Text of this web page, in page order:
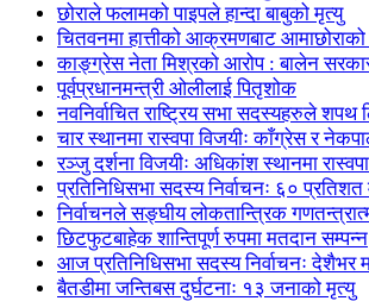
छोराले फलामको पाइपले हान्दा बाबुको मृत्यु
चितवनमा हात्तीको आक्रमणबाट
काङ्ग्रेस नेता मिश्रको आरोप : बालेन
पूर्वप्रधानमन्त्री ओलीलाई पितृशोक
नवनिर्वाचित राष्ट्रिय सभा सदस्यहरुले शपथ
चार स्थानमा रास्वपा विजयीः काँग्रेस र
रञ्जु दर्शना विजयीः अधिकांश स्थानमा
प्रतिनिधिसभा सदस्य निर्वाचनः ६०
निर्वाचनले सङ्घीय लोकतान्त्रिक
छिटफुटबाहेक शान्तिपूर्ण रुपमा मतदान सम्पन्न
आज प्रतिनिधिसभा सदस्य निर्वाचनः देशैभर
बैतडीमा जन्तिबस दुर्घटनाः १३ जनाको मृत्यु